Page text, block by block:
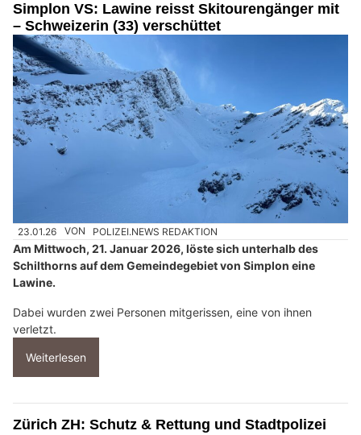
Simplon VS: Lawine reisst Skitourengänger mit
– Schweizerin (33) verschüttet
23.01.26 VON POLIZEI.NEWS REDAKTION
Am Mittwoch, 21. Januar 2026, löste sich unterhalb des
Schilthorns auf dem Gemeindegebiet von Simplon eine
Lawine.
Dabei wurden zwei Personen mitgerissen, eine von ihnen
verletzt.
Weiterlesen
Zürich ZH: Schutz & Rettung und Stadtpolizei